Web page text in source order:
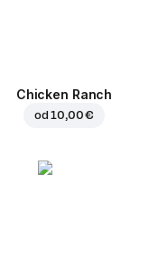
Chicken Ranch
od10,00 €